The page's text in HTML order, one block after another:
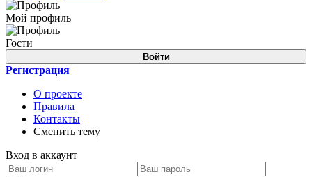
Мой профиль
Гости
Войти
Регистрация
О проекте
Правила
Контакты
Сменить тему
Вход в аккаунт